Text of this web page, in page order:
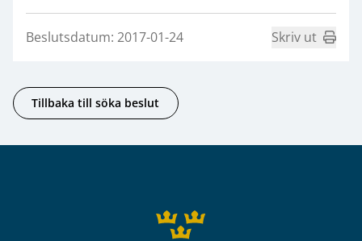
Beslutsdatum: 2017-01-24 Skriv ut
Tillbaka till söka beslut